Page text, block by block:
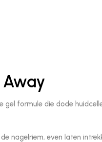
Away
gel formule die dode
nagelriem, even laten